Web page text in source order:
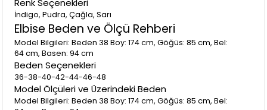
İndigo, Pudra, Çağla, Sarı
Elbise Beden ve Ölçü Rehberi
Model Bilgileri: Beden 38 Boy: 174 cm, Göğüs: 85 cm, Bel:
64 cm, Basen: 94 cm
Beden Seçenekleri
36-38-40-42-44-46-48
Model Ölçüleri ve Üzerindeki Beden
Model Bilgileri: Beden 38 Boy: 174 cm, Göğüs: 85 cm, Bel: